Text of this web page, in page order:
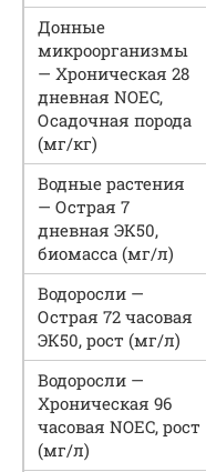
Донные
микроорганизмы
— Хроническая 28
дневная NOEC,
Осадочная порода
(мг/кг)
Водные растения
— Острая 7
дневная ЭК50,
биомасса (мг/л)
Водоросли —
Острая 72 часовая
ЭК50, рост (мг/л)
Водоросли —
Хроническая 96
часовая NOEC, рост
(мг/л)